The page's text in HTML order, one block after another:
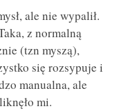
ale nie wypalił.
z normalną
(tzn myszą),
się rozsypuje i
manualna, ale
mi.